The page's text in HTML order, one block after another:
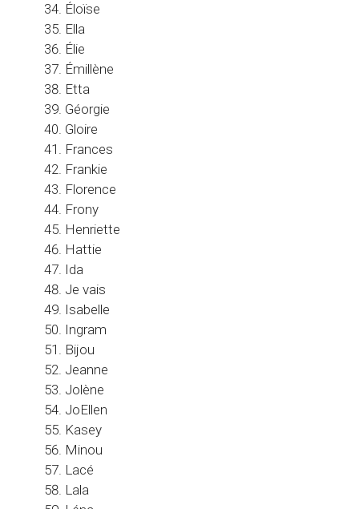
Éloïse
Ella
Élie
Émillène
Etta
Géorgie
Gloire
Frances
Frankie
Florence
Frony
Henriette
Hattie
Ida
Je vais
Isabelle
Ingram
Bijou
Jeanne
Jolène
JoEllen
Kasey
Minou
Lacé
Lala